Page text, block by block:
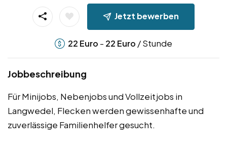
Jetzt bewerben
22 Euro - 22 Euro / Stunde
Jobbeschreibung
Für Minijobs, Nebenjobs und Vollzeitjobs in
Langwedel, Flecken werden gewissenhafte und
zuverlässige Familienhelfer gesucht.